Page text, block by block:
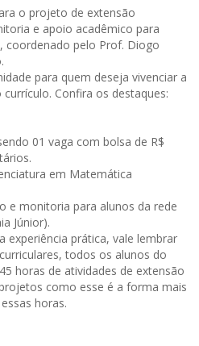
o projeto de extensão
e apoio acadêmico para
coordenado pelo Prof. Diogo
para quem deseja vivenciar a
Confira os destaques:
01 vaga com bolsa de R$
em Matemática
e monitoria para alunos da rede
Júnior).
experiência prática, vale lembrar
todos os alunos do
horas de atividades de extensão
como esse é a forma mais
horas.